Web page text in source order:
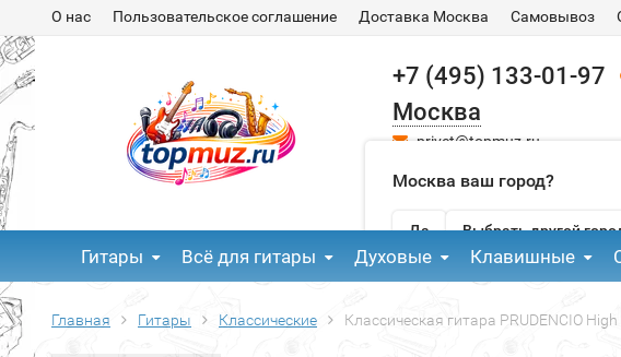
О нас Пользовательское соглашение Доставка Москва Самовывоз
+7 (495) 133-01-97
Москва
Москва ваш город?
Да Выбрать другой
privet@topmuz.ru
Гитары Всё для гитары Духовые Клавишные
Главная Гитары Классические Классическая гитара PRUDENCIO